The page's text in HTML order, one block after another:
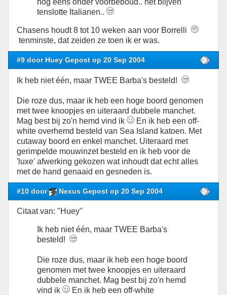
nog eens onder voorbeboud.. het blijven
tenslotte Italianen..
Chasens houdt 8 tot 10 weken aan voor Borrelli
tenminste, dat zeiden ze toen ik er was.
#9 door Huey Gepost op 20 Sep 2004
Ik heb niet één, maar TWEE Barba's besteld!
Die roze dus, maar ik heb een hoge boord genomen
met twee knoopjes en uiteraard dubbele manchet.
Mag best bij zo'n hemd vind ik
En ik heb een off-
white overhemd besteld van Sea Island katoen. Met
cutaway boord en enkel manchet. Uiteraard met
gerimpelde mouwinzet besteld en ik heb voor de
'luxe' afwerking gekozen wat inhoudt dat echt alles
met de hand genaaid en gesneden is.
#10 door Nexus Gepost op 20 Sep 2004
Citaat van: "Huey"
Ik heb niet één, maar TWEE Barba's
besteld!
Die roze dus, maar ik heb een hoge boord
genomen met twee knoopjes en uiteraard
dubbele manchet. Mag best bij zo'n hemd
vind ik
En ik heb een off-white